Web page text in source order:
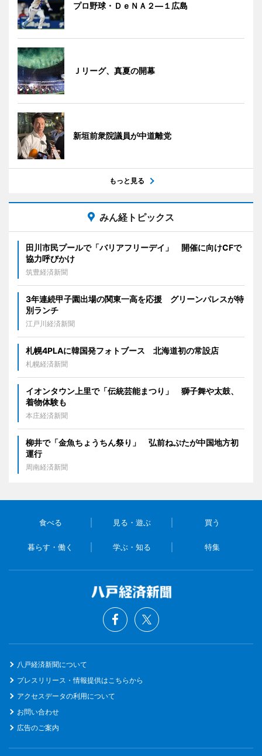
プロ野球・ＤｅＮＡ２―１広島
Ｊリーグ、真夏の開幕
新垣前衆院議員が中道離党
もっと見る
みん経トピックス
田川市民プールで「バリアフリーデイ」 開催に向けCFで
協力呼びかけ
筑豊経済新聞
3年連続甲子園出場の関東一高を応援 グリーンパレスが特
別ランチ
江戸川経済新聞
札幌4PLAに韓国発フォトブース 北海道初の常設店
札幌経済新聞
イオンタウン上里で「伝統芸能まつり」 獅子舞や太鼓、
着物体験も
本庄経済新聞
柳井で「金魚ちょうちん祭り」 弘前ねぷたが中国地方初
運行
周南経済新聞
食べる 見る・遊ぶ 買う
暮らす・働く 学ぶ・知る 特集
八戸経済新聞について
プレスリリース・情報提供はこちらから
アクセスデータの利用について
お問い合わせ
広告のご案内